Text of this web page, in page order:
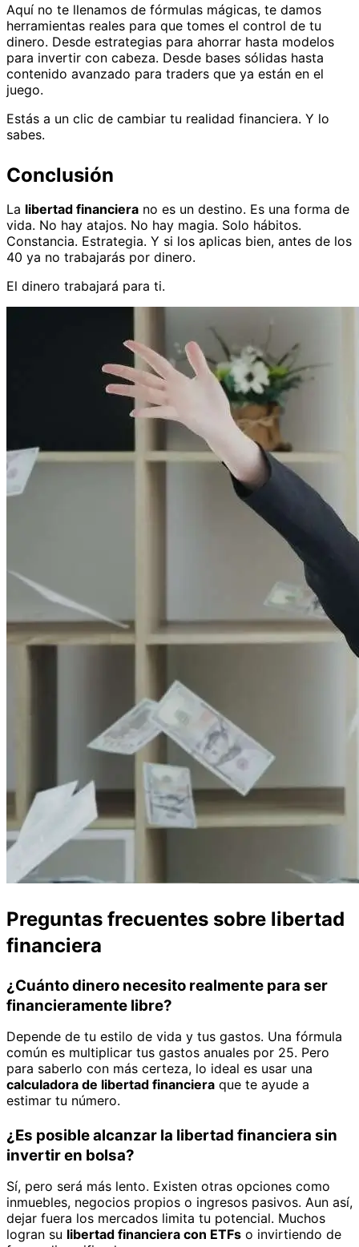
Aquí no te llenamos de fórmulas mágicas, te damos
herramientas reales para que tomes el control de tu
dinero. Desde estrategias para ahorrar hasta modelos
para invertir con cabeza. Desde bases sólidas hasta
contenido avanzado para traders que ya están en el
juego.
Estás a un clic de cambiar tu realidad financiera. Y lo
sabes.
Conclusión
La libertad financiera no es un destino. Es una forma de
vida. No hay atajos. No hay magia. Solo hábitos.
Constancia. Estrategia. Y si los aplicas bien, antes de los
40 ya no trabajarás por dinero.
El dinero trabajará para ti.
Preguntas frecuentes sobre libertad
financiera
¿Cuánto dinero necesito realmente para ser
financieramente libre?
Depende de tu estilo de vida y tus gastos. Una fórmula
común es multiplicar tus gastos anuales por 25. Pero
para saberlo con más certeza, lo ideal es usar una
calculadora de libertad financiera que te ayude a
estimar tu número.
¿Es posible alcanzar la libertad financiera sin
invertir en bolsa?
Sí, pero será más lento. Existen otras opciones como
inmuebles, negocios propios o ingresos pasivos. Aun así,
dejar fuera los mercados limita tu potencial. Muchos
logran su libertad financiera con ETFs o invirtiendo de